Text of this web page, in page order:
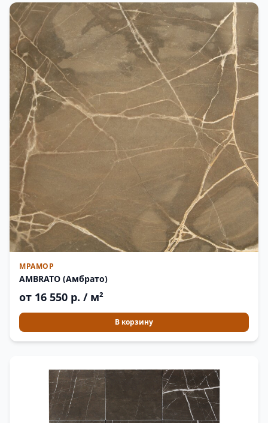
МРАМОР
AMBRATO (Амбрато)
от 16 550 р. / м²
В корзину